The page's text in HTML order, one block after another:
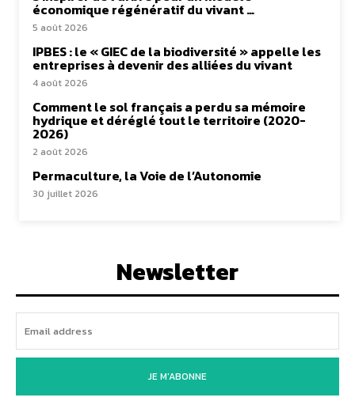
économique régénératif du vivant …
5 août 2026
IPBES : le « GIEC de la biodiversité » appelle les
entreprises à devenir des alliées du vivant
4 août 2026
Comment le sol français a perdu sa mémoire
hydrique et déréglé tout le territoire (2020-
2026)
2 août 2026
Permaculture, la Voie de l’Autonomie
30 juillet 2026
Newsletter
JE M'ABONNE